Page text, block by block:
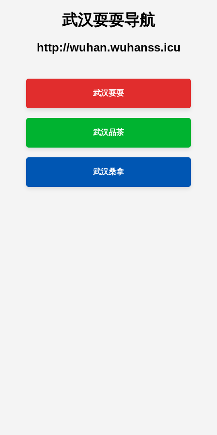
武汉耍耍导航
http://wuhan.wuhanss.icu
武汉耍耍
武汉品茶
武汉桑拿